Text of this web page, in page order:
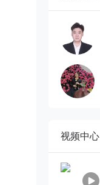
视频中心